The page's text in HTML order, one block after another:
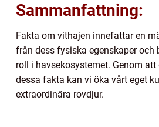
Sammanfattning:
Fakta om vithajen innefattar en
från dess fysiska egenskaper och
roll i havsekosystemet. Genom
dessa fakta kan vi öka vårt eget
extraordinära rovdjur.